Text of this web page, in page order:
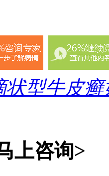
状型牛皮
上咨询>